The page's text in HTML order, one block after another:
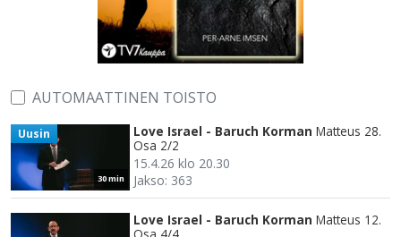
AUTOMAATTINEN TOISTO
30 min
Uusin Love Israel - Baruch Korman Matteus 28.
Osa 2/2
15.4.26 klo 20.30
Jakso: 363
Love Israel - Baruch Korman Matteus 12.